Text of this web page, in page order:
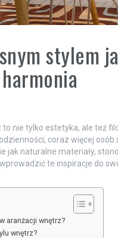
stylem
nie tylko estetyka, ale też
coraz więcej
jak naturalne materiały,
te inspiracje do
aranżacji wnętrz?
wnętrz?